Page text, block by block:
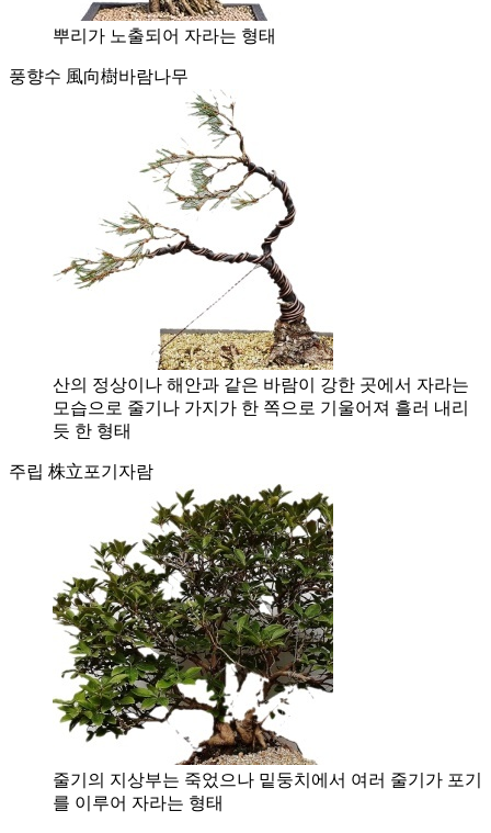
뿌리가 노출되어 자라는 형태
풍향수 風向樹바람나무
산의 정상이나 해안과 같은 바람이 강한 곳에서 자라는
모습으로 줄기나 가지가 한 쪽으로 기울어져 흘러 내리
듯 한 형태
주립 株立포기자람
줄기의 지상부는 죽었으나 밑둥치에서 여러 줄기가 포기
를 이루어 자라는 형태